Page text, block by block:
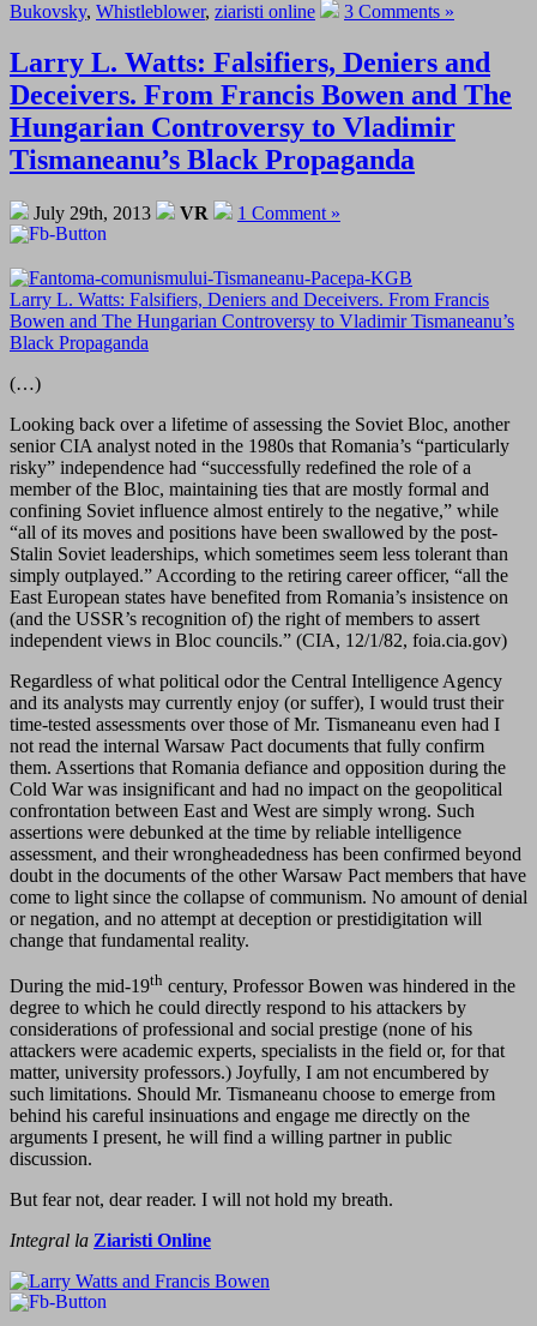
Bukovsky, Whistleblower, ziaristi online 3 Comments »
Larry L. Watts: Falsifiers, Deniers and
Deceivers. From Francis Bowen and The
Hungarian Controversy to Vladimir
Tismaneanu’s Black Propaganda
July 29th, 2013 VR 1 Comment »
Larry L. Watts: Falsifiers, Deniers and Deceivers. From Francis
Bowen and The Hungarian Controversy to Vladimir Tismaneanu’s
Black Propaganda
(…)
Looking back over a lifetime of assessing the Soviet Bloc, another
senior CIA analyst noted in the 1980s that Romania’s “particularly
risky” independence had “successfully redefined the role of a
member of the Bloc, maintaining ties that are mostly formal and
confining Soviet influence almost entirely to the negative,” while
“all of its moves and positions have been swallowed by the post-
Stalin Soviet leaderships, which sometimes seem less tolerant than
simply outplayed.” According to the retiring career officer, “all the
East European states have benefited from Romania’s insistence on
(and the USSR’s recognition of) the right of members to assert
independent views in Bloc councils.” (CIA, 12/1/82, foia.cia.gov)
Regardless of what political odor the Central Intelligence Agency
and its analysts may currently enjoy (or suffer), I would trust their
time-tested assessments over those of Mr. Tismaneanu even had I
not read the internal Warsaw Pact documents that fully confirm
them. Assertions that Romania defiance and opposition during the
Cold War was insignificant and had no impact on the geopolitical
confrontation between East and West are simply wrong. Such
assertions were debunked at the time by reliable intelligence
assessment, and their wrongheadedness has been confirmed beyond
doubt in the documents of the other Warsaw Pact members that have
come to light since the collapse of communism. No amount of denial
or negation, and no attempt at deception or prestidigitation will
change that fundamental reality.
During the mid-19th century, Professor Bowen was hindered in the
degree to which he could directly respond to his attackers by
considerations of professional and social prestige (none of his
attackers were academic experts, specialists in the field or, for that
matter, university professors.) Joyfully, I am not encumbered by
such limitations. Should Mr. Tismaneanu choose to emerge from
behind his careful insinuations and engage me directly on the
arguments I present, he will find a willing partner in public
discussion.
But fear not, dear reader. I will not hold my breath.
Integral la Ziaristi Online